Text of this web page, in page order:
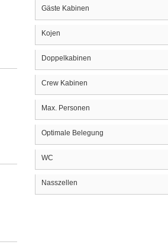
Gäste Kabinen
Kojen
Doppelkabinen
Crew Kabinen
Max. Personen
Optimale Belegung
WC
Nasszellen